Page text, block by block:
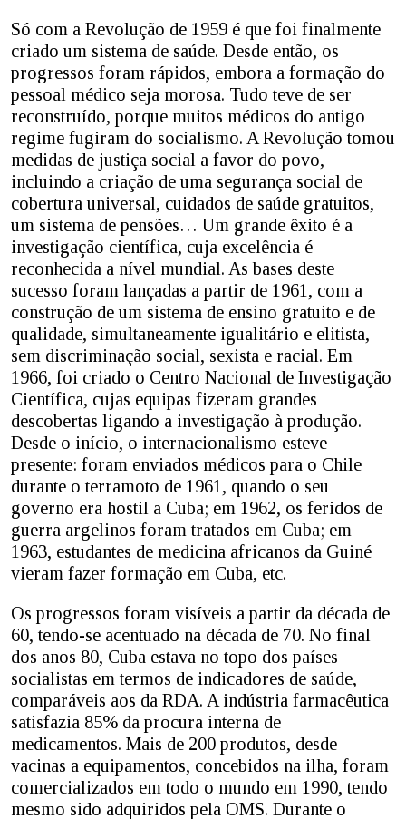
Só com a Revolução de 1959 é que foi finalmente
criado um sistema de saúde. Desde então, os
progressos foram rápidos, embora a formação do
pessoal médico seja morosa. Tudo teve de ser
reconstruído, porque muitos médicos do antigo
regime fugiram do socialismo. A Revolução tomou
medidas de justiça social a favor do povo,
incluindo a criação de uma segurança social de
cobertura universal, cuidados de saúde gratuitos,
um sistema de pensões… Um grande êxito é a
investigação científica, cuja excelência é
reconhecida a nível mundial. As bases deste
sucesso foram lançadas a partir de 1961, com a
construção de um sistema de ensino gratuito e de
qualidade, simultaneamente igualitário e elitista,
sem discriminação social, sexista e racial. Em
1966, foi criado o Centro Nacional de Investigação
Científica, cujas equipas fizeram grandes
descobertas ligando a investigação à produção.
Desde o início, o internacionalismo esteve
presente: foram enviados médicos para o Chile
durante o terramoto de 1961, quando o seu
governo era hostil a Cuba; em 1962, os feridos de
guerra argelinos foram tratados em Cuba; em
1963, estudantes de medicina africanos da Guiné
vieram fazer formação em Cuba, etc.
Os progressos foram visíveis a partir da década de
60, tendo-se acentuado na década de 70. No final
dos anos 80, Cuba estava no topo dos países
socialistas em termos de indicadores de saúde,
comparáveis aos da RDA. A indústria farmacêutica
satisfazia 85% da procura interna de
medicamentos. Mais de 200 produtos, desde
vacinas a equipamentos, concebidos na ilha, foram
comercializados em todo o mundo em 1990, tendo
mesmo sido adquiridos pela OMS. Durante o